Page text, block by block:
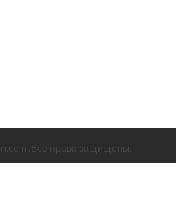
.Все права защищены.